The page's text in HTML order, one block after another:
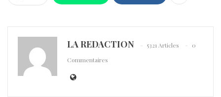
LA REDACTION 5321 Articles
0
Commentaires